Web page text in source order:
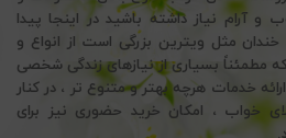
نیاز داشته باشید در اینجا پیدا
مثل ویترین بزرگی است از انواع و
مطمئناً بسیاری از نیازهای زندگی شخصی
خدمات هرچه بهتر و متنوع تر ، در کنار
خواب ، امکان خرید حضوری نیز برای